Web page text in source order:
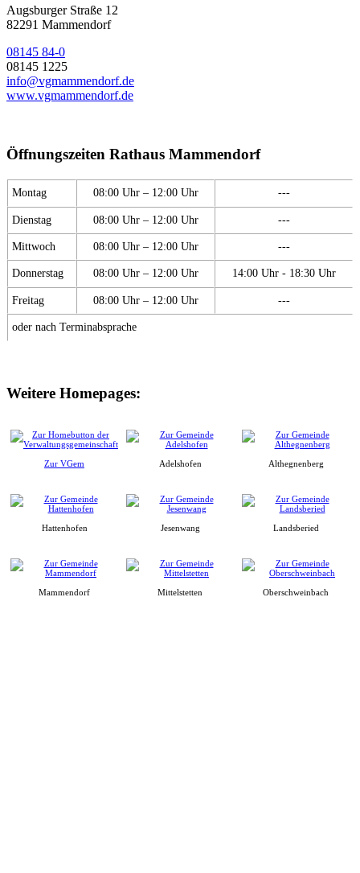
Augsburger Straße 12
82291 Mammendorf
08145 84-0
08145 1225
info@vgmammendorf.de
www.vgmammendorf.de
Öffnungszeiten Rathaus Mammendorf
Montag 08:00 Uhr – 12:00 Uhr ---
Dienstag 08:00 Uhr – 12:00 Uhr ---
Mittwoch 08:00 Uhr – 12:00 Uhr ---
Donnerstag 08:00 Uhr – 12:00 Uhr 14:00 Uhr - 18:30 Uhr
Freitag 08:00 Uhr – 12:00 Uhr ---
oder nach Terminabsprache
Weitere Homepages:
Zur VGem Adelshofen Althegnenberg
Hattenhofen Jesenwang Landsberied
Mammendorf Mittelstetten Oberschweinbach